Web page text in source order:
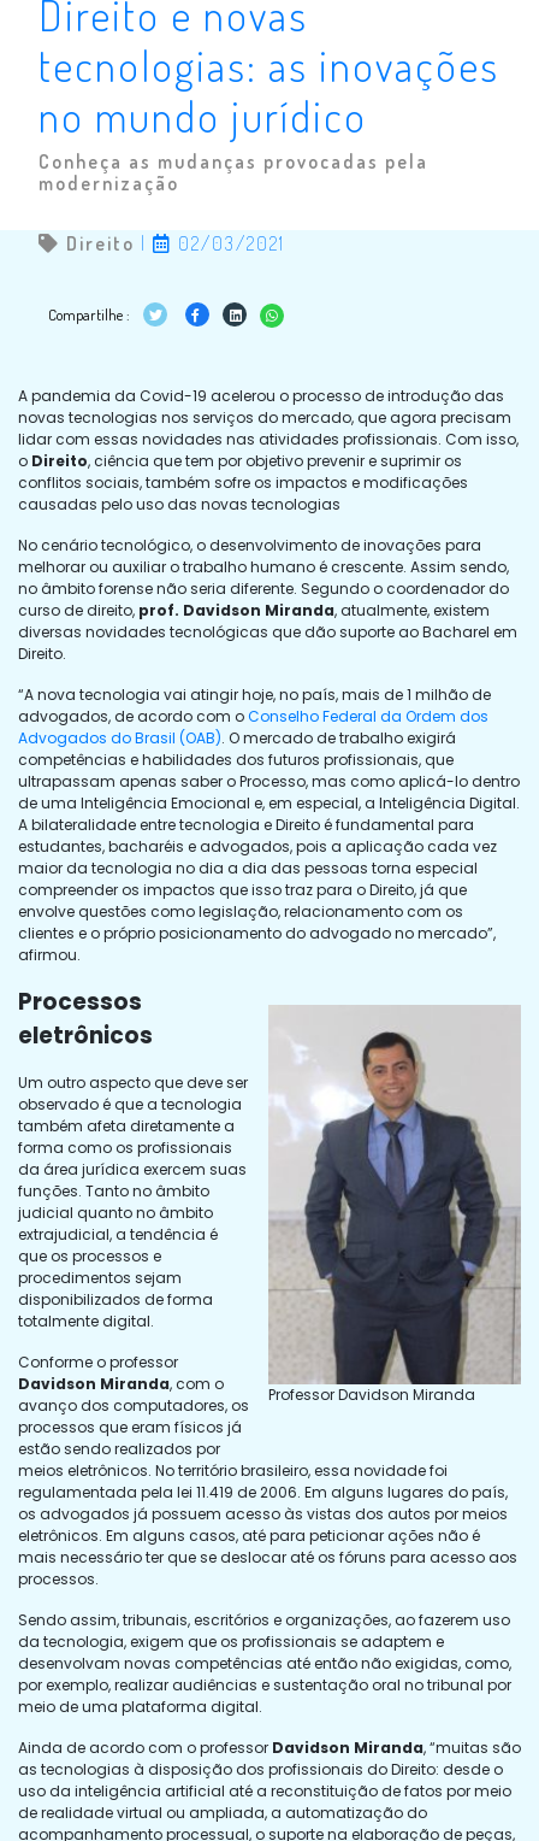
Direito e novas
tecnologias: as inovações
no mundo jurídico
Conheça as mudanças provocadas pela
modernização
Direito | 02/03/2021
Compartilhe :
A pandemia da Covid-19 acelerou o processo de introdução das
novas tecnologias nos serviços do mercado, que agora precisam
lidar com essas novidades nas atividades profissionais. Com isso,
o Direito, ciência que tem por objetivo prevenir e suprimir os
conflitos sociais, também sofre os impactos e modificações
causadas pelo uso das novas tecnologias
No cenário tecnológico, o desenvolvimento de inovações para
melhorar ou auxiliar o trabalho humano é crescente. Assim sendo,
no âmbito forense não seria diferente. Segundo o coordenador do
curso de direito, prof. Davidson Miranda, atualmente, existem
diversas novidades tecnológicas que dão suporte ao Bacharel em
Direito.
“A nova tecnologia vai atingir hoje, no país, mais de 1 milhão de
advogados, de acordo com oConselho Federal da Ordem dos
Advogados do Brasil (OAB). O mercado de trabalho exigirá
competências e habilidades dos futuros profissionais, que
ultrapassam apenas saber o Processo, mas como aplicá-lo dentro
de uma Inteligência Emocional e, em especial, a Inteligência Digital.
A bilateralidade entre tecnologia e Direito é fundamental para
estudantes, bacharéis e advogados, pois a aplicação cada vez
maior da tecnologia no dia a dia das pessoas torna especial
compreender os impactos que isso traz para o Direito, já que
envolve questões como legislação, relacionamento com os
clientes e o próprio posicionamento do advogado no mercado”,
afirmou.
Professor Davidson Miranda
Processos
eletrônicos
Um outro aspecto que deve ser
observado é que a tecnologia
também afeta diretamente a
forma como os profissionais
da área jurídica exercem suas
funções. Tanto no âmbito
judicial quanto no âmbito
extrajudicial, a tendência é
que os processos e
procedimentos sejam
disponibilizados de forma
totalmente digital.
Conforme o professor
Davidson Miranda, com o
avanço dos computadores, os
processos que eram físicos já
estão sendo realizados por
meios eletrônicos. No território brasileiro, essa novidade foi
regulamentada pela lei 11.419 de 2006. Em alguns lugares do país,
os advogados já possuem acesso às vistas dos autos por meios
eletrônicos. Em alguns casos, até para peticionar ações não é
mais necessário ter que se deslocar até os fóruns para acesso aos
processos.
Sendo assim, tribunais, escritórios e organizações, ao fazerem uso
da tecnologia, exigem que os profissionais se adaptem e
desenvolvam novas competências até então não exigidas, como,
por exemplo, realizar audiências e sustentação oral no tribunal por
meio de uma plataforma digital.
Ainda de acordo com o professor Davidson Miranda, “muitas são
as tecnologias à disposição dos profissionais do Direito: desde o
uso da inteligência artificial até a reconstituição de fatos por meio
de realidade virtual ou ampliada, a automatização do
acompanhamento processual, o suporte na elaboração de peças,